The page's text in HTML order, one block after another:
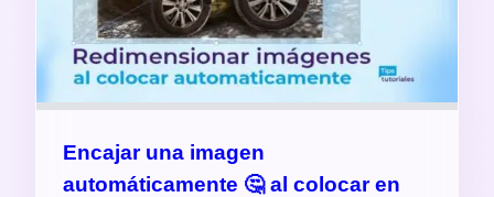
Encajar una imagen
automáticamente 🤔 al colocar en